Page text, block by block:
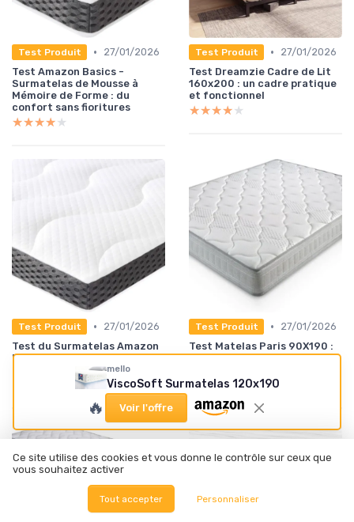
Test Produit •
27/01/2026
Test Amazon Basics -
Surmatelas de Mousse à
Mémoire de Forme : du
confort sans fioritures
★★★★★
★★★★★
Test Produit •
27/01/2026
Test Dreamzie Cadre de Lit
160x200 : un cadre pratique
et fonctionnel
★★★★★
★★★★★
Test Produit •
27/01/2026
Test du Surmatelas Amazon
Basics : un confort
accessible pour vos nuits
Test Produit •
27/01/2026
Test Matelas Paris 90X190 :
un soutien correct pour des
★★★★★
★★★★★
mello
ViscoSoft Surmatelas 120x190
🔥 Voir l'offre
Ce site utilise des cookies et vous donne le contrôle sur ceux que
vous souhaitez activer
Tout accepter Personnaliser